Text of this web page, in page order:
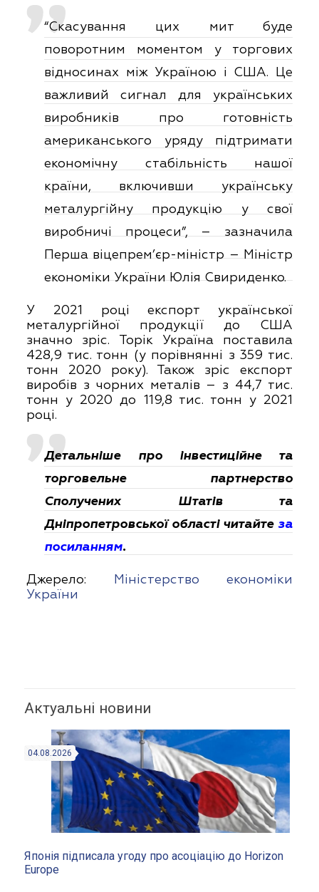
“Скасування цих мит буде
поворотним моментом у торгових
відносинах між Україною і США. Це
важливий сигнал для українських
виробників про готовність
американського уряду підтримати
економічну стабільність нашої
країни, включивши українську
металургійну продукцію у свої
виробничі процеси”, – зазначила
Перша віцепрем’єр-міністр – Міністр
економіки України Юлія Свириденко.
У 2021 році експорт української
металургійної продукції до США
значно зріс. Торік Україна поставила
428,9 тис. тонн (у порівнянні з 359 тис.
тонн 2020 року). Також зріс експорт
виробів з чорних металів – з 44,7 тис.
тонн у 2020 до 119,8 тис. тонн у 2021
році.
Детальніше про інвестиційне та
торговельне партнерство
Сполучених Штатів та
Дніпропетровської області читайте за
посиланням.
Джерело:
Міністерство економіки
України
Актуальні новини
04.08.2026
Японія підписала угоду про асоціацію до Horizon
Europe